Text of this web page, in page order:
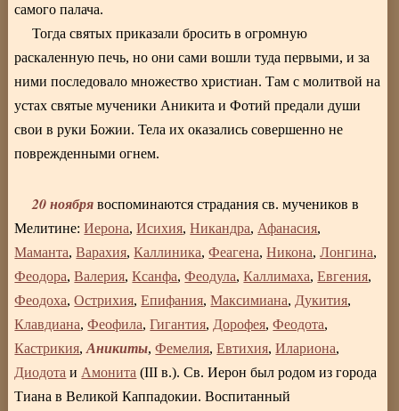
самого палача.
Тогда святых приказали бросить в огромную
раскаленную печь, но они сами вошли туда первыми, и за
ними последовало множество христиан. Там с молитвой на
устах святые мученики Аникита и Фотий предали души
свои в руки Божии. Тела их оказались совершенно не
поврежденными огнем.
20 ноября воспоминаются страдания св. мучеников в
Мелитине:Иерона,Исихия,Никандра, Афанасия,
Маманта,Варахия,Каллиника,Феагена,Никона,Лонгина,
Феодора,Валерия,Ксанфа,Феодула,Каллимаха,Евгения,
Феодоха,Острихия,Епифания,Максимиана, Дукития,
Клавдиана,Феофила,Гигантия, Дорофея,Феодота,
Кастрикия,Аникиты,Фемелия,Евтихия,Илариона,
Диодота и Амонита (III в.). Св. Иерон был родом из города
Тиана в Великой Каппадокии. Воспитанный